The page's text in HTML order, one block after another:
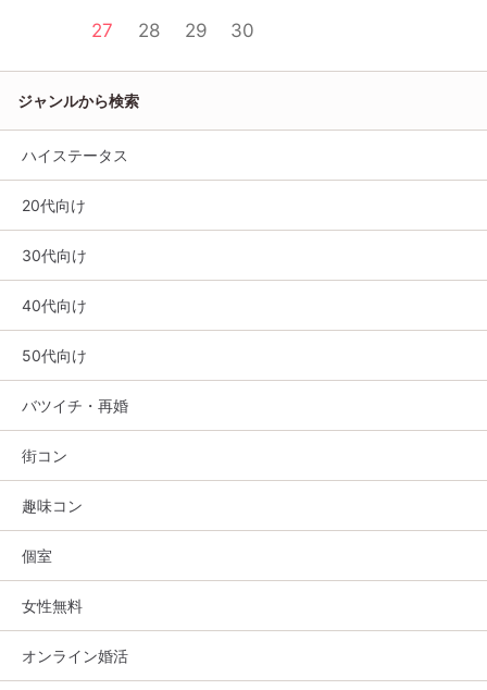
27
28 29 30
ジャンルから検索
ハイステータス
20代向け
30代向け
40代向け
50代向け
バツイチ・再婚
街コン
趣味コン
個室
女性無料
オンライン婚活